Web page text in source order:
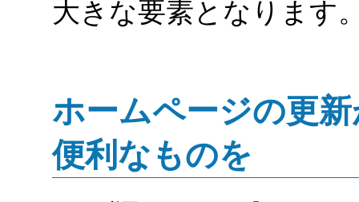
大きな要素となります
ホームページの更
便利なものを